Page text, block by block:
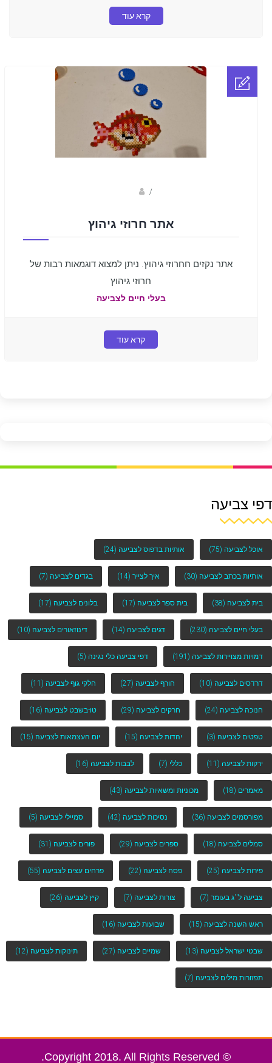
קרא עוד
/
אתר חרוזי גיהוץ
אתר נקזים חחרוזי גיהוץ. ניתן למצוא דוגמאות רבות של
חרוזי גיהוץ
בעלי חיים לצביעה
קרא עוד
דפי צביעה
אוכל לצביעה (75) אותיות בדפוס לצביעה (24)
אותיות בכתב לצביעה (30) איך לצייר (14) בגדים לצביעה (7)
בית לצביעה (38) בית ספר לצביעה (17) בלונים לצביעה (17)
בעלי חיים לצביעה (230) דגים לצביעה (14) דינוזאורים לצביעה (10)
דמויות מצויירות לצביעה (191) דפי צביעה כלי נגינה (5)
דרדסים לצביעה (10) חורף לצביעה (27) חלקי גוף לצביעה (11)
חנוכה לצביעה (24) חרקים לצביעה (29) טו-בשבט לצביעה (16)
טפטים לצביעה (3) יהדות לצביעה (15) יום העצמאות לצביעה (15)
ירקות לצביעה (11) כללי (7) לבבות לצביעה (16)
מאמרים (18) מכוניות ומשאיות לצביעה (43)
מפורסמים לצביעה (36) נסיכות לצביעה (42) סמיילי לצביעה (5)
סמלים לצביעה (18) ספרים לצביעה (29) פורים לצביעה (31)
פירות לצביעה (25) פסח לצביעה (22) פרחים עצים לצביעה (55)
צביעה ל''ג בעומר (7) צורות לצביעה (7) קיץ לצביעה (26)
ראש השנה לצביעה (15) שבועות לצביעה (16)
שבטי ישראל לצביעה (13) שמיים לצביעה (27) תינוקות לצביעה (12)
תפזורות מילים לצביעה (7)
© Copyright 2018. All Rights Reserved.